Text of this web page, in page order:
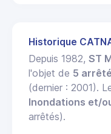
Historique
Depuis 1982, ST
l'objet de 5
(dernier : 2001).
Inondations et/
arrêtés).